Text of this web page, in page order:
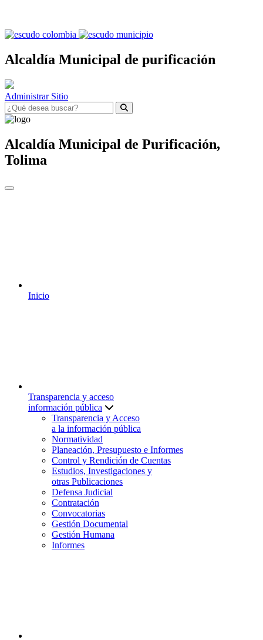
Alcaldía Municipal de purificación
Administrar Sitio
Alcaldía Municipal de Purificación,
Tolima
Inicio
Transparencia y acceso
información pública
Transparencia y Acceso
a la información pública
Normatividad
Planeación, Presupuesto e Informes
Control y Rendición de Cuentas
Estudios, Investigaciones y
otras Publicaciones
Defensa Judicial
Contratación
Convocatorias
Gestión Documental
Gestión Humana
Informes